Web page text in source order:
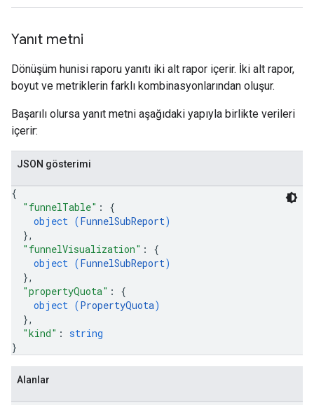
Yanıt metni
Dönüşüm hunisi raporu yanıtı iki alt rapor içerir. İki alt rapor,
boyut ve metriklerin farklı kombinasyonlarından oluşur.
Başarılı olursa yanıt metni aşağıdaki yapıyla birlikte verileri
içerir:
JSON gösterimi
{
"funnelTable" : {
object (FunnelSubReport)
},
"funnelVisualization" : {
object (FunnelSubReport)
},
"propertyQuota" : {
object (PropertyQuota)
},
"kind" : string
}
Alanlar